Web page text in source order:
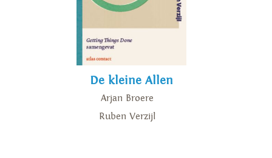
De kleine Allen
Arjan Broere
Ruben Verzijl